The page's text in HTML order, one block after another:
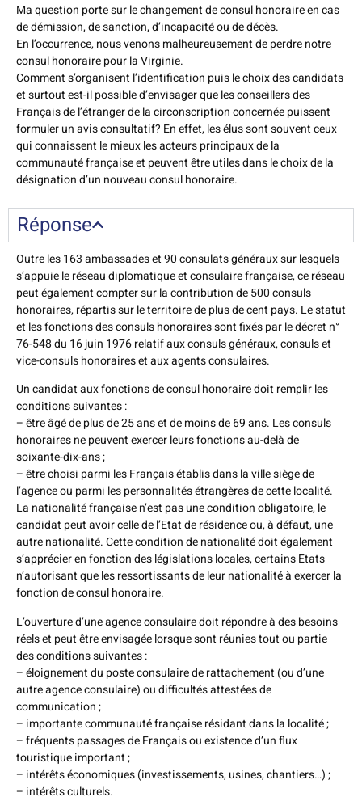
Ma question porte sur le changement de consul honoraire en cas
de démission, de sanction, d’incapacité ou de décès.
En l’occurrence, nous venons malheureusement de perdre notre
consul honoraire pour la Virginie.
Comment s’organisent l’identification puis le choix des candidats
et surtout est-il possible d’envisager que les conseillers des
Français de l’étranger de la circonscription concernée puissent
formuler un avis consultatif? En effet, les élus sont souvent ceux
qui connaissent le mieux les acteurs principaux de la
communauté française et peuvent être utiles dans le choix de la
désignation d’un nouveau consul honoraire.
Réponse
Outre les 163 ambassades et 90 consulats généraux sur lesquels
s’appuie le réseau diplomatique et consulaire française, ce réseau
peut également compter sur la contribution de 500 consuls
honoraires, répartis sur le territoire de plus de cent pays. Le statut
et les fonctions des consuls honoraires sont fixés par le décret n°
76-548 du 16 juin 1976 relatif aux consuls généraux, consuls et
vice-consuls honoraires et aux agents consulaires.
Un candidat aux fonctions de consul honoraire doit remplir les
conditions suivantes :
– être âgé de plus de 25 ans et de moins de 69 ans. Les consuls
honoraires ne peuvent exercer leurs fonctions au-delà de
soixante-dix-ans ;
– être choisi parmi les Français établis dans la ville siège de
l’agence ou parmi les personnalités étrangères de cette localité.
La nationalité française n’est pas une condition obligatoire, le
candidat peut avoir celle de l’Etat de résidence ou, à défaut, une
autre nationalité. Cette condition de nationalité doit également
s’apprécier en fonction des législations locales, certains Etats
n’autorisant que les ressortissants de leur nationalité à exercer la
fonction de consul honoraire.
L’ouverture d’une agence consulaire doit répondre à des besoins
réels et peut être envisagée lorsque sont réunies tout ou partie
des conditions suivantes :
– éloignement du poste consulaire de rattachement (ou d’une
autre agence consulaire) ou difficultés attestées de
communication ;
– importante communauté française résidant dans la localité ;
– fréquents passages de Français ou existence d’un flux
touristique important ;
– intérêts économiques (investissements, usines, chantiers…) ;
– intérêts culturels.